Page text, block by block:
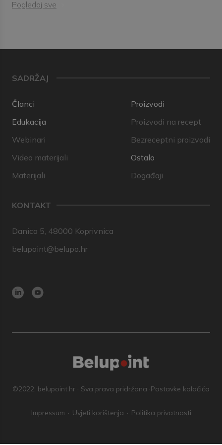
Pogledaj sve
SADRŽAJ
Članci
Edukacija
Webinari
Video materijali
Materijali
Proizvodi
Proizvodi na recept
Bezreceptni proizvodi
Ostalo
Događaji
KONTAKT
Danica 5, 48000 Koprivnica
belupoint@belupo.hr
©2022. belupoint.hr · Sva prava pridržana ·Postavke kolačića
Impressum Uvjeti korištenja Politika privatnosti